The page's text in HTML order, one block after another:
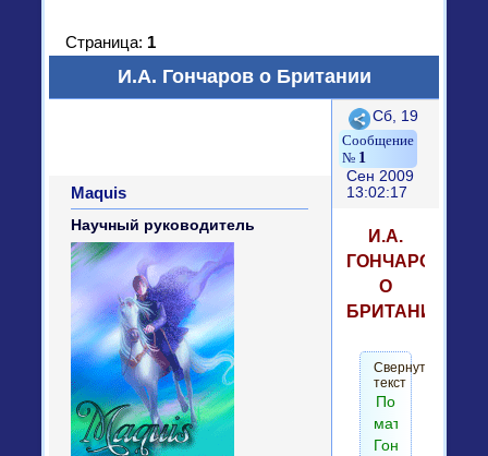
И.А. Гончаров о Британии
Страница: 1
Поделиться
1
Сб, 19
Сен 2009
13:02:17
Maquis
Научный руководитель
И.А.
ГОНЧАРОВ
О
БРИТАНИИ
Свернутый
текст
По
материалам:
Гончаров